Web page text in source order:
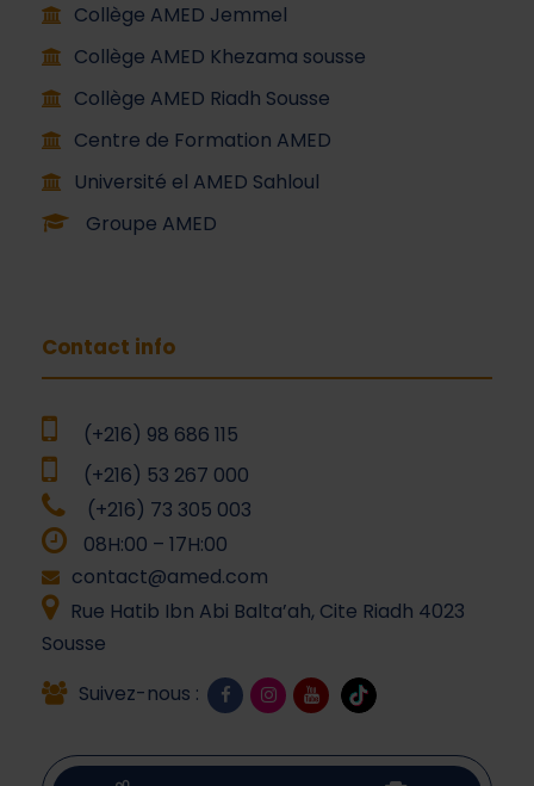
Collège AMED Jemmel
Collège AMED Khezama sousse
Collège AMED Riadh Sousse
Centre de Formation AMED
Université el AMED Sahloul
Groupe AMED
Contact info
(+216) 98 686 115
(+216) 53 267 000
(+216) 73 305 003
08H:00 – 17H:00
contact@amed.com
Rue Hatib Ibn Abi Balta’ah, Cite Riadh 4023
Sousse
Suivez-nous :